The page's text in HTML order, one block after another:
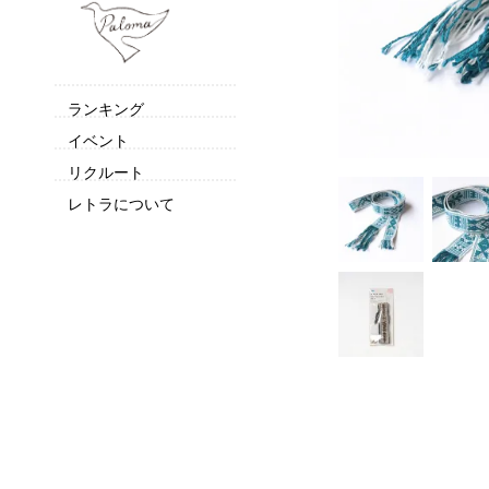
ランキング
イベント
リクルート
レトラについて